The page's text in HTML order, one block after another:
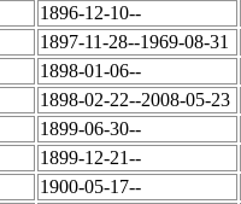
1896-12-10--
1897-11-28--1969-08-31
1898-01-06--
1898-02-22--2008-05-23
1899-06-30--
1899-12-21--
1900-05-17--